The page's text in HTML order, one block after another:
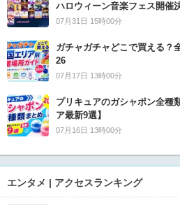
ハロウィーン音楽フェス開催
07月31日 15時00分
ガチャガチャどこで買える？
26
07月17日 13時00分
プリキュアのガシャポン全種
ア最新9選】
07月16日 13時00分
エンタメ | アクセスランキング